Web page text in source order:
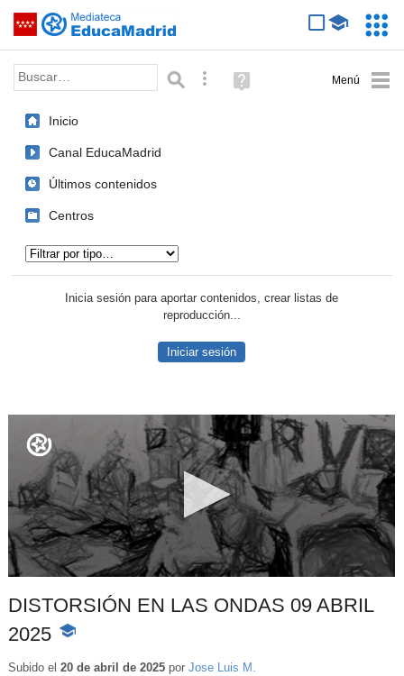
Saltar navegación
Palabra o frase: Búsqueda avanzada
Ayuda
(en
Inicio
Canal EducaMadrid
Últimos contenidos
Centros
Inicia sesión para aportar contenidos, crear listas de
reproducción...
Iniciar sesión
DISTORSIÓN EN LAS ONDAS 09 ABRIL
2025 -
educativo
Subido el 20 de abril de 2025por Jose Luis M.